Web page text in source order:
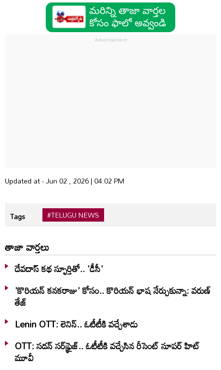
Updated at - Jun 02 , 2026 | 04:02 PM
Tags #TELUGU NEWS
తాజా వార్తలు
దేవదాస్ కథ స్ఫూర్తితో.. 'డీసీ'
'కొరియన్ కనకరాజు' కోసం.. కొరియన్ భాష నేర్చుకున్నా: వరుణ్
తేజ్
Lenin OTT: లెనిన్.. ఓటీటీకి వ‌చ్చేశాడు
OTT: స‌డ‌న్ స‌ర్‌ఫ్రైజ్‌.. ఓటీటీకి వ‌చ్చేసిన రీసెంట్ సూప‌ర్ హిట్
మూవీ